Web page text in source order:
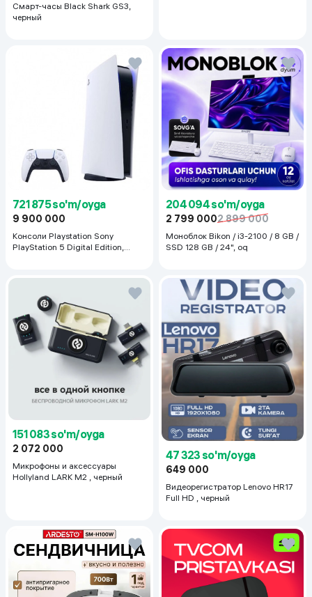
Смарт-часы Black Shark GS3,
черный
721 875 so'm/oyga
9 900 000
Консоли Playstation Sony
PlayStation 5 Digital Edition,
204 094 so'm/oyga
2 799 0002 899 000
Моноблок Bikon / i3-2100 / 8 GB /
SSD 128 GB / 24", oq
151 083 so'm/oyga
2 072 000
Микрофоны и аксессуары
Hollyland LARK M2 , черный
47 323 so'm/oyga
649 000
Видеорегистратор Lenovo HR17
Full HD , черный